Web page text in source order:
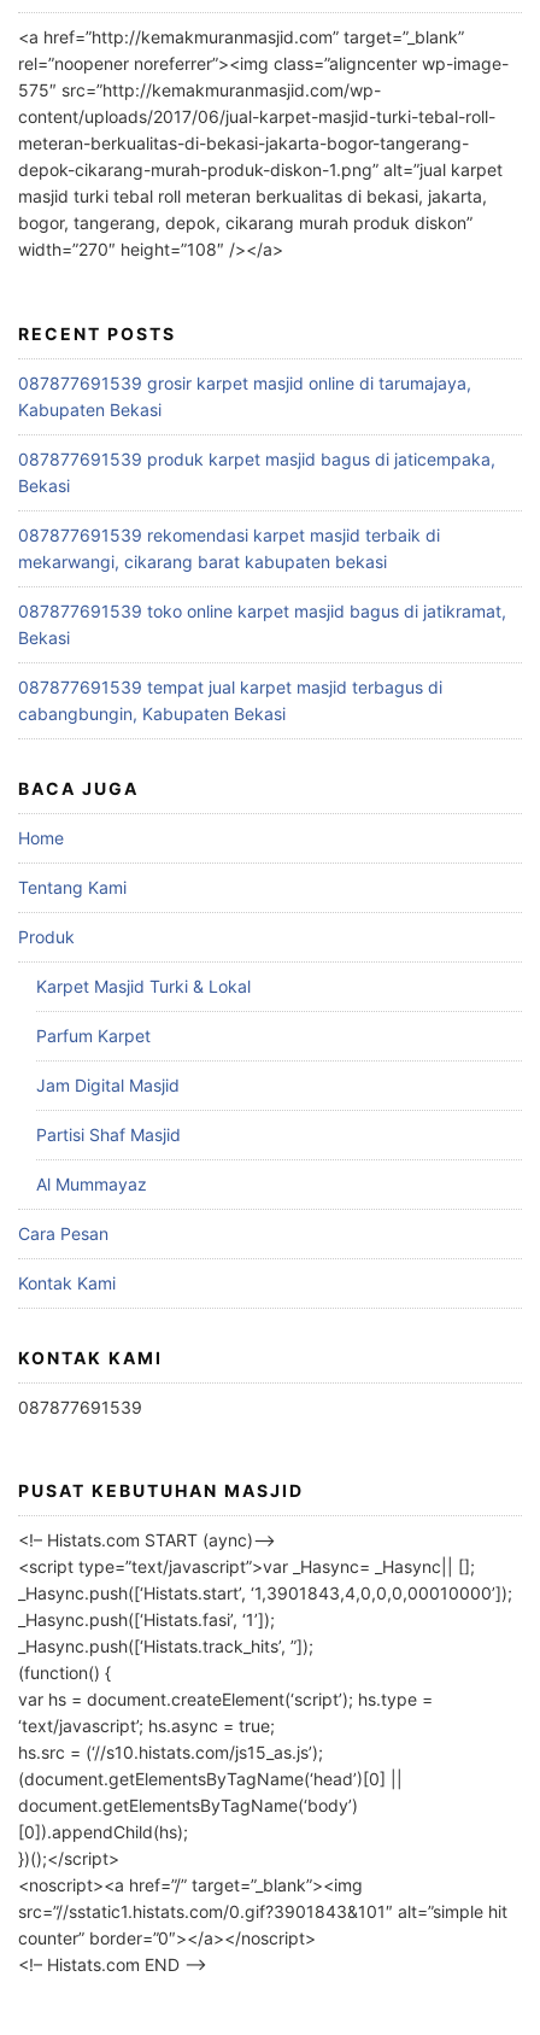
<a href=”http://kemakmuranmasjid.com” target=”_blank”
rel=”noopener noreferrer”><img class=”aligncenter wp-image-
575″ src=”http://kemakmuranmasjid.com/wp-
content/uploads/2017/06/jual-karpet-masjid-turki-tebal-roll-
meteran-berkualitas-di-bekasi-jakarta-bogor-tangerang-
depok-cikarang-murah-produk-diskon-1.png” alt=”jual karpet
masjid turki tebal roll meteran berkualitas di bekasi, jakarta,
bogor, tangerang, depok, cikarang murah produk diskon”
width=”270″ height=”108″ /></a>
RECENT POSTS
087877691539 grosir karpet masjid online di tarumajaya,
Kabupaten Bekasi
087877691539 produk karpet masjid bagus di jaticempaka,
Bekasi
087877691539 rekomendasi karpet masjid terbaik di
mekarwangi, cikarang barat kabupaten bekasi
087877691539 toko online karpet masjid bagus di jatikramat,
Bekasi
087877691539 tempat jual karpet masjid terbagus di
cabangbungin, Kabupaten Bekasi
BACA JUGA
Home
Tentang Kami
Produk
Karpet Masjid Turki & Lokal
Parfum Karpet
Jam Digital Masjid
Partisi Shaf Masjid
Al Mummayaz
Cara Pesan
Kontak Kami
KONTAK KAMI
087877691539
PUSAT KEBUTUHAN MASJID
<!– Histats.com START (aync)–>
<script type=”text/javascript”>var _Hasync= _Hasync|| [];
_Hasync.push([‘Histats.start’, ‘1,3901843,4,0,0,0,00010000’]);
_Hasync.push([‘Histats.fasi’, ‘1’]);
_Hasync.push([‘Histats.track_hits’, ”]);
(function() {
var hs = document.createElement(‘script’); hs.type =
‘text/javascript’; hs.async = true;
hs.src = (‘//s10.histats.com/js15_as.js’);
(document.getElementsByTagName(‘head’)[0] ||
document.getElementsByTagName(‘body’)
[0]).appendChild(hs);
})();</script>
<noscript><a href=”/” target=”_blank”><img
src=”//sstatic1.histats.com/0.gif?3901843&101″ alt=”simple hit
counter” border=”0″></a></noscript>
<!– Histats.com END –>